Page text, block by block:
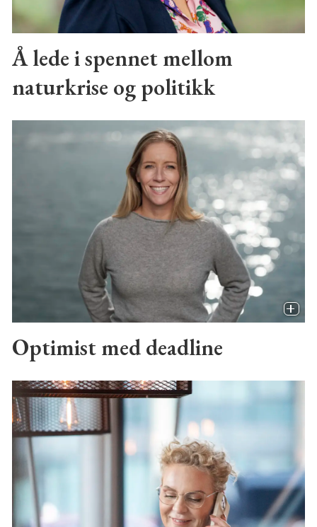
Å lede i spennet mellom
naturkrise og politikk
Optimist med deadline